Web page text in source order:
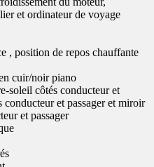
et ordinateur de voyage
, position de repos chauffante
cuir/noir piano
soleil côtés conducteur et
conducteur et passager et miroir
et passager